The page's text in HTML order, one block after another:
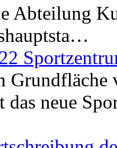
Abteilung
Grundfläche
neue